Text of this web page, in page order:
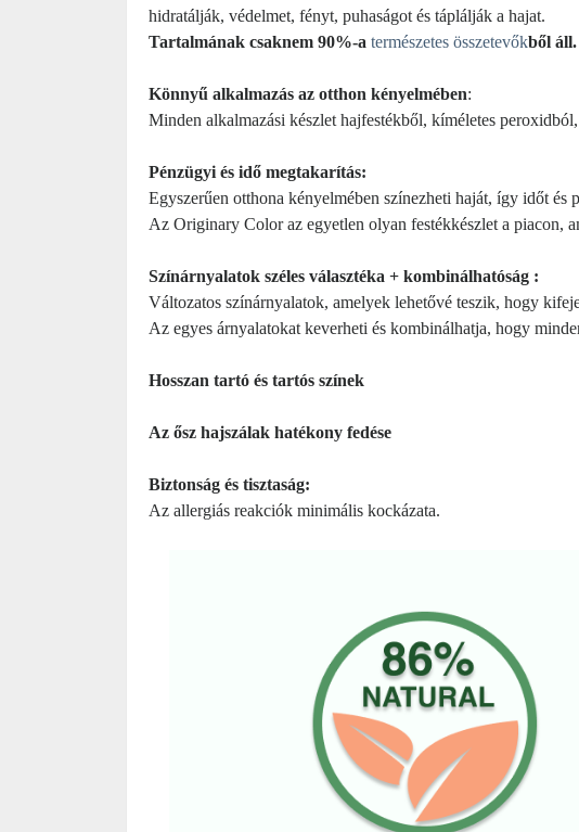
hidratálják, védelmet, fényt, puhaságot és táplálják a hajat.
Tartalmának csaknem 90%-a természetes összetevőkből áll.
Könnyű alkalmazás az otthon kényelmében:
Minden alkalmazási készlet hajfestékből, kíméletes
Pénzügyi és idő megtakarítás:
Egyszerűen otthona kényelmében színezheti haját, így időt és
Az Originary Color az egyetlen olyan festékkészlet a piacon,
Színárnyalatok széles választéka + kombinálhatóság :
Változatos színárnyalatok, amelyek lehetővé teszik, hogy
Az egyes árnyalatokat keverheti és kombinálhatja, hogy
Hosszan tartó és tartós színek
Az ősz hajszálak hatékony fedése
Biztonság és tisztaság:
Az allergiás reakciók minimális kockázata.